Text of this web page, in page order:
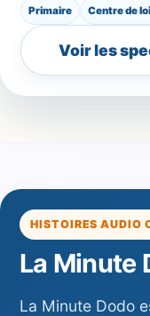
Primaire Centre de
Voir les
HISTOIRES AUDIO
La Minute
La Minute Dodo